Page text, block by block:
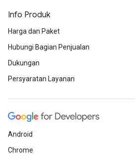
Info Produk
Harga dan Paket
Hubungi Bagian Penjualan
Dukungan
Persyaratan Layanan
Android
Chrome